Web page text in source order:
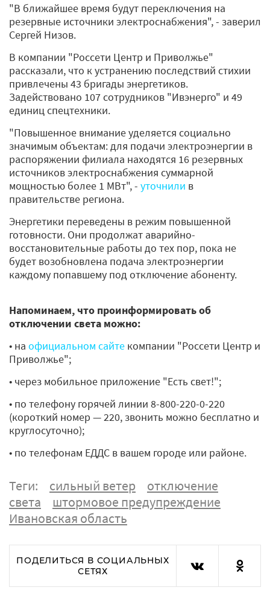
"В ближайшее время будут переключения на
резервные источники электроснабжения", - заверил
Сергей Низов.
В компании "Россети Центр и Приволжье"
рассказали, что к устранению последствий стихии
привлечены 43 бригады энергетиков.
Задействовано 107 сотрудников "Ивэнерго" и 49
единиц спецтехники.
"Повышенное внимание уделяется социально
значимым объектам: для подачи электроэнергии в
распоряжении филиала находятся 16 резервных
источников электроснабжения суммарной
мощностью более 1 МВт", - уточнили в
правительстве региона.
Энергетики переведены в режим повышенной
готовности. Они продолжат аварийно-
восстановительные работы до тех пор, пока не
будет возобновлена подача электроэнергии
каждому попавшему под отключение абоненту.
Напоминаем, что проинформировать об
отключении света можно:
• на официальном сайте компании "Россети Центр и
Приволжье";
• через мобильное приложение "Есть свет!";
• по телефону горячей линии 8-800-220-0-220
(короткий номер — 220, звонить можно бесплатно и
круглосуточно);
• по телефонам ЕДДС в вашем городе или районе.
Теги: сильный ветер
отключение
света
штормовое предупреждение
Ивановская область
ПОДЕЛИТЬСЯ В СОЦИАЛЬНЫХ
СЕТЯХ